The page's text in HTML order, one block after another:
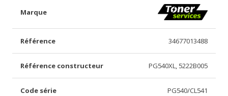
Marque
Référence 34677013488
Référence constructeur PG540XL, 5222B005
Code série PG540/CL541